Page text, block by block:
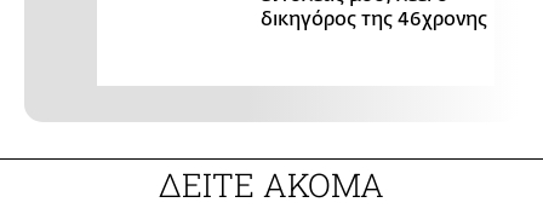
δικηγόρος της 46χρονης
ΔΕΙΤΕ ΑΚΟΜΑ